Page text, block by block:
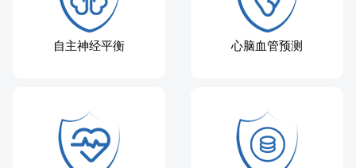
自主神经平衡 心脑血管预测